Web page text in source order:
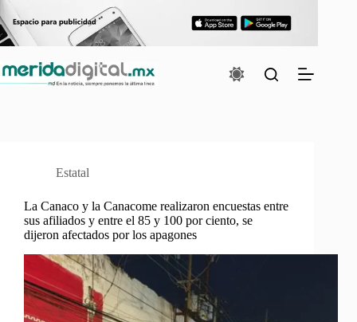
al
contenido
Estatal
La Canaco y la Canacome realizaron encuestas entre
sus afiliados y entre el 85 y 100 por ciento, se
dijeron afectados por los apagones